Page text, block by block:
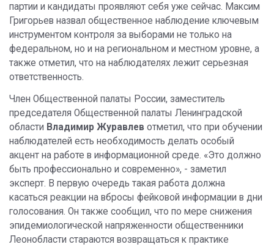
партии и кандидаты проявляют себя уже сейчас. Максим
Григорьев назвал общественное наблюдение ключевым
инструментом контроля за выборами не только на
федеральном, но и на региональном и местном уровне, а
также отметил, что на наблюдателях лежит серьезная
ответственность.
Член Общественной палаты России, заместитель
председателя Общественной палаты Ленинградской
области Владимир Журавлев отметил, что при обучении
наблюдателей есть необходимость делать особый
акцент на работе в информационной среде. «Это должно
быть профессионально и современно», - заметил
эксперт. В первую очередь такая работа должна
касаться реакции на вбросы фейковой информации в дни
голосования. Он также сообщил, что по мере снижения
эпидемиологической напряженности общественники
Леонобласти стараются возвращаться к практике